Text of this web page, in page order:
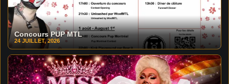
Concours PUP MTL
24 JUILLET, 2026